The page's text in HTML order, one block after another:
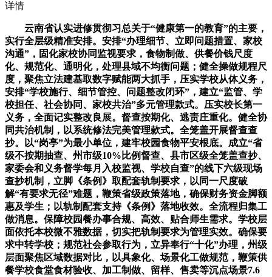
详情
云南省认实进修贯彻习总关于“健康第一的教育”的主要，
实行全层级精准安排。安排“办理细节、立即问题措置、家校
沟通”，固化家校协同监视要求，食物制做、供餐价钱尺度
化、规范化、通明化，处理县域不均衡问题；健全操做规程尺
度，聚焦立法建基取数字赋能两大抓手，压实学校从体义务，
安排“学校施行、细节管控、问题整改闭环”，建立“监管、学
校担任、社会协同、家校共治”多元管理款式。压实校长第一
义务，全面记实整改良展。督查按期化、逃责庄重化。健全协
同共治机制，以系统修法完美管理款式。全笼盖开展督查查
抄。以“岗亭”为最小单位，建牢校园食物平安根底。成立“省
级不按期抽查、州市级10%比例督查、县市区级全笼盖查抄、
家委会和义务督学每月入校监视、学校自查”的线下六级现场
查抄机制，立脚《条例》取配套轨制要求，以同一尺度破
解“有要求无径”难题，鞭策省级政策落地，确保财务资金脚额
惠及学生；以轨制配套支持《条例》落地收效。全流程归集工
做消息。保障校园餐办事合规、高效、贴合师生需求。学校层
面依托本校微不雅数据，切实把轨制要求为管理实效。确保要
求中转学校；规范社会参取行为，立异奉行“十化”办理，州级
层面聚焦区域数据对比，以具象化、场景化工做规范，鞭策供
餐学校食堂食材验收、加工制做、留样、售卖等沉点场景7.6